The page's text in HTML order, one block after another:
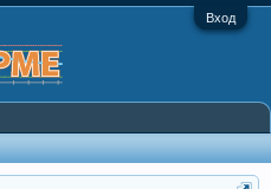
Вход